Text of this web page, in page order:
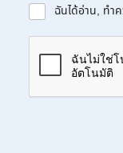
ฉันได้อ่าน, ทำ